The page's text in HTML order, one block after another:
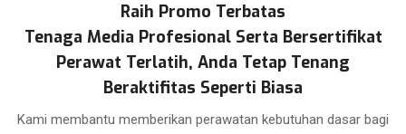
Raih Promo Terbatas
Tenaga Media Profesional Serta Bersertifikat
Perawat Terlatih, Anda Tetap Tenang
Beraktifitas Seperti Biasa
Kami membantu memberikan perawatan kebutuhan dasar bagi